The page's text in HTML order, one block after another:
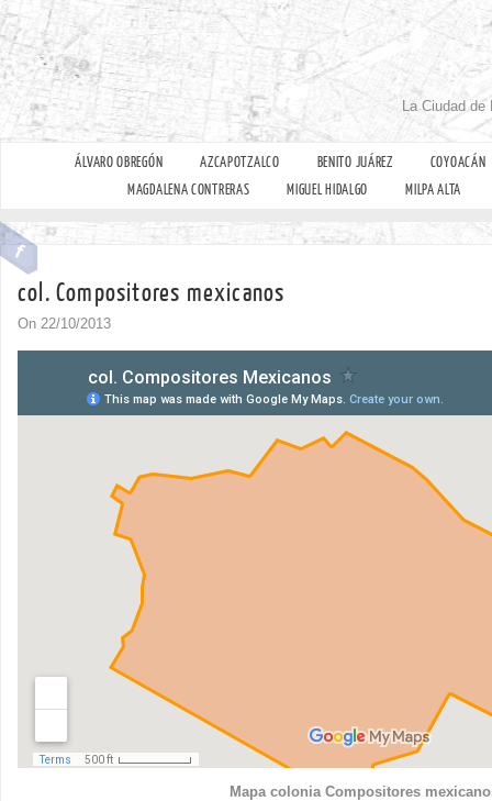
La Ciudad
ÁLVARO OBREGÓN AZCAPOTZALCO BENITO JUÁREZ
COYOACÁN
MAGDALENA CONTRERAS
MIGUEL HIDALGO MILPA ALTA
col. Compositores mexicanos
On 22/10/2013
Mapa colonia Compositores